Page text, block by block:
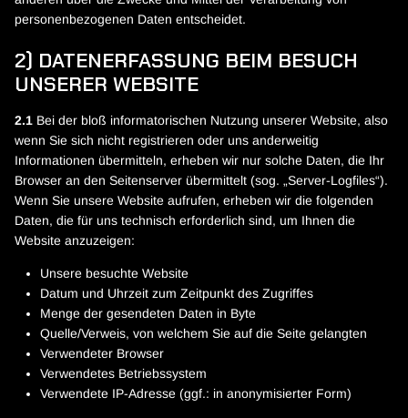
personenbezogenen Daten entscheidet.
2) DATENERFASSUNG BEIM BESUCH
UNSERER WEBSITE
2.1 Bei der bloß informatorischen Nutzung unserer Website, also
wenn Sie sich nicht registrieren oder uns anderweitig
Informationen übermitteln, erheben wir nur solche Daten, die Ihr
Browser an den Seitenserver übermittelt (sog. „Server-Logfiles“).
Wenn Sie unsere Website aufrufen, erheben wir die folgenden
Daten, die für uns technisch erforderlich sind, um Ihnen die
Website anzuzeigen:
Unsere besuchte Website
Datum und Uhrzeit zum Zeitpunkt des Zugriffes
Menge der gesendeten Daten in Byte
Quelle/Verweis, von welchem Sie auf die Seite gelangten
Verwendeter Browser
Verwendetes Betriebssystem
Verwendete IP-Adresse (ggf.: in anonymisierter Form)